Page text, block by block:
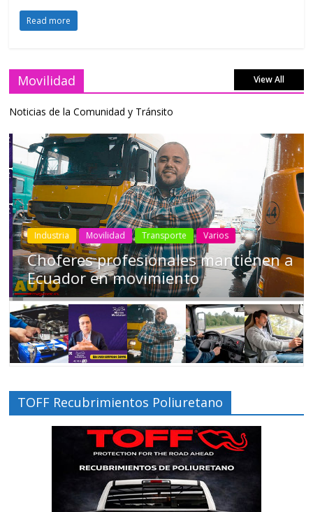
Read more
Movilidad View All
Noticias de la Comunidad y Tránsito
Industria Movilidad Transporte Varios
Choferes profesionales mantienen a
Ecuador en movimiento
TOFF Recubrimientos Poliuretano